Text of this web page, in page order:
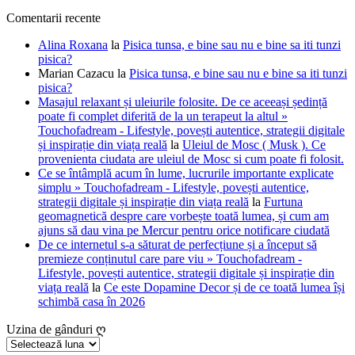
Comentarii recente
Alina Roxana la Pisica tunsa, e bine sau nu e bine sa iti tunzi
pisica?
Marian Cazacu la Pisica tunsa, e bine sau nu e bine sa iti tunzi
pisica?
Masajul relaxant și uleiurile folosite. De ce aceeași ședință
poate fi complet diferită de la un terapeut la altul »
Touchofadream - Lifestyle, povești autentice, strategii digitale
și inspirație din viața reală la Uleiul de Mosc ( Musk ). Ce
provenienta ciudata are uleiul de Mosc si cum poate fi folosit.
Ce se întâmplă acum în lume, lucrurile importante explicate
simplu » Touchofadream - Lifestyle, povești autentice,
strategii digitale și inspirație din viața reală la Furtuna
geomagnetică despre care vorbește toată lumea, și cum am
ajuns să dau vina pe Mercur pentru orice notificare ciudată
De ce internetul s-a săturat de perfecțiune și a început să
premieze conținutul care pare viu » Touchofadream -
Lifestyle, povești autentice, strategii digitale și inspirație din
viața reală la Ce este Dopamine Decor și de ce toată lumea își
schimbă casa în 2026
Uzina de gânduri ღ
Uzina